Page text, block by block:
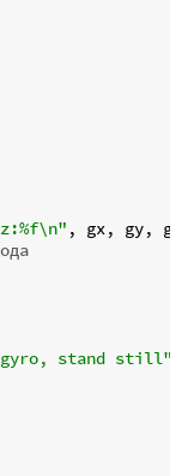
, gx, gy,
stand still"